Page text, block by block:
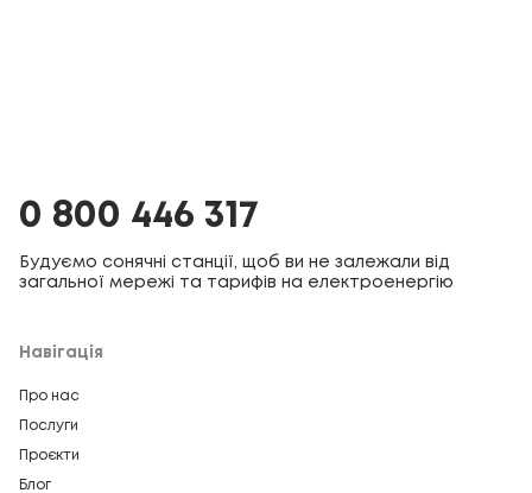
0 800 446 317
Будуємо сонячні станції, щоб ви не залежали від
загальної мережі та тарифів на електроенергію
Навігація
Про нас
Послуги
Проєкти
Блог